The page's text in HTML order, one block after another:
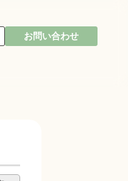
お問い合わせ